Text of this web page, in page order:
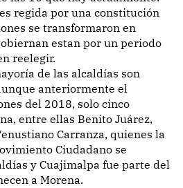
regida por una constitución
se transformaron en
estan por un periodo
reelegir.
de las alcaldías son
anteriormente el
del 2018, solo cinco
entre ellas Benito Juárez,
Carranza, quienes la
Ciudadano se
y Cuajimalpa fue parte del
a Morena.